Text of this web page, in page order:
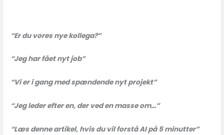
“Er du vores nye kollega?”
“Jeg har fået nyt job”
“Vi er i gang med spændende nyt projekt”
“Jeg leder efter en, der ved en masse om…”
“Læs denne artikel, hvis du vil forstå AI på 5 minutter”